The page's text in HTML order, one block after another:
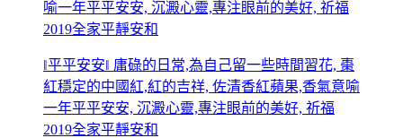
‖平平安安‖ 庸碌的日常,為自己留一些時間習花, 棗
紅穩定的中國紅,紅的吉祥, 佐清香紅蘋果,香氣意喻
一年平平安安, 沉澱心靈,專注眼前的美好, 祈福
2019全家平靜安和